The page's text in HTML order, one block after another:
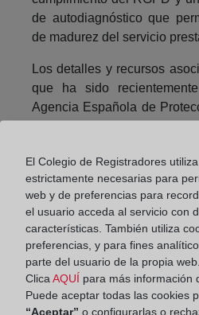
de autodiagnóstico que
de madurez del servicio
Los detalles y recursos
que ha sido
Agencia Española de
pueden ser accedidos
https://www.registradores.org/
proteccion-datos
Por Fernando Moreta,
Privacidad del CORPME.
El Colegio de Registradores
estrictamente necesarias para
web y de preferencias para
el usuario acceda al servicio con
características. También utiliza
preferencias, y para fines
parte del usuario de la propia web.
Clica AQUÍ para más información
Puede aceptar todas las cookies
“Aceptar” o configurarlas o